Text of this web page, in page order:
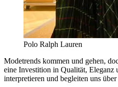
Polo Ralph Lauren
Modetrends kommen und gehen,
eine Investition in Qualität, Eleganz
interpretieren und begleiten uns